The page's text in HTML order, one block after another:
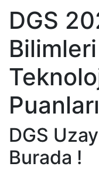
DGS
DGS
Burada !